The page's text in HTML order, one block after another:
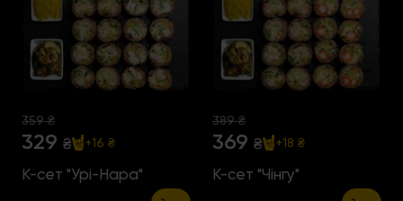
359 ₴
329 ₴ +16 ₴
К-сет "Урі-Нара"
389 ₴
369 ₴ +18 ₴
К-сет "Чінгу"